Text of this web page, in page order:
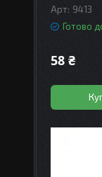
9413
Готово
58 ₴